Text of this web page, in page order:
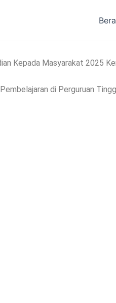
Kepada Masyarakat 2025
di Perguruan